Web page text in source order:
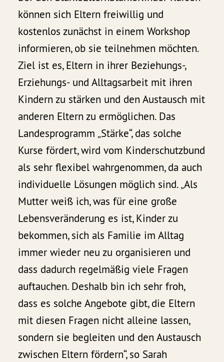
können sich Eltern freiwillig und
kostenlos zunächst in einem Workshop
informieren, ob sie teilnehmen möchten.
Ziel ist es, Eltern in ihrer Beziehungs-,
Erziehungs- und Alltagsarbeit mit ihren
Kindern zu stärken und den Austausch mit
anderen Eltern zu ermöglichen. Das
Landesprogramm „Stärke“, das solche
Kurse fördert, wird vom Kinderschutzbund
als sehr flexibel wahrgenommen, da auch
individuelle Lösungen möglich sind. „Als
Mutter weiß ich, was für eine große
Lebensveränderung es ist, Kinder zu
bekommen, sich als Familie im Alltag
immer wieder neu zu organisieren und
dass dadurch regelmäßig viele Fragen
auftauchen. Deshalb bin ich sehr froh,
dass es solche Angebote gibt, die Eltern
mit diesen Fragen nicht alleine lassen,
sondern sie begleiten und den Austausch
zwischen Eltern fördern“, so Sarah